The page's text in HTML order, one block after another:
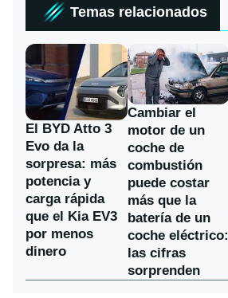
Temas relacionados
El BYD Atto 3
Evo da la
sorpresa: más
potencia y
carga rápida
que el Kia EV3
por menos
dinero
Cambiar el
motor de un
coche de
combustión
puede costar
más que la
batería de un
coche eléctrico:
las cifras
sorprenden